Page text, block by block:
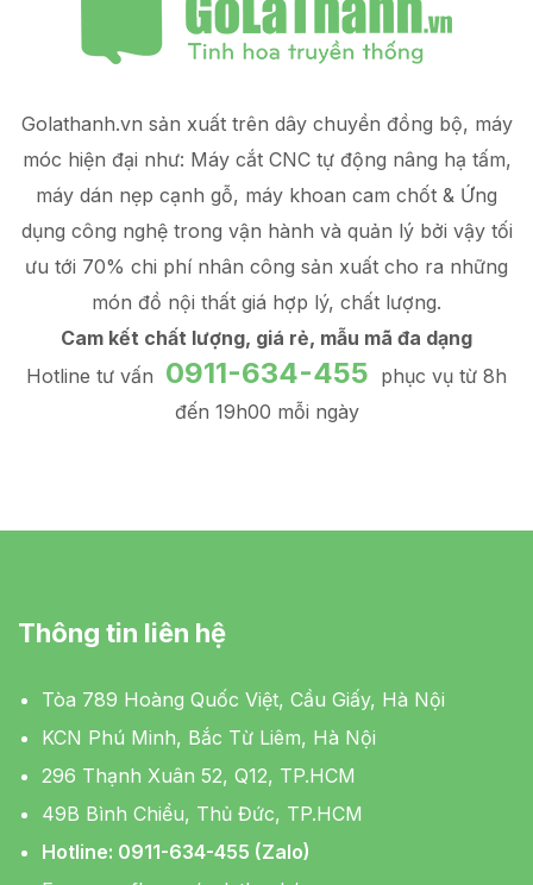
Golathanh.vn sản xuất trên dây chuyền đồng bộ, máy
móc hiện đại như: Máy cắt CNC tự động nâng hạ tấm,
máy dán nẹp cạnh gỗ, máy khoan cam chốt & Ứng
dụng công nghệ trong vận hành và quản lý bởi vậy tối
ưu tới 70% chi phí nhân công sản xuất cho ra những
món đồ nội thất giá hợp lý, chất lượng.
Cam kết chất lượng, giá rẻ, mẫu mã đa dạng
Hotline tư vấn 0911-634-455 phục vụ từ 8h
đến 19h00 mỗi ngày
Thông tin liên hệ
Tòa 789 Hoàng Quốc Việt, Cầu Giấy, Hà Nội
KCN Phú Minh, Bắc Từ Liêm, Hà Nội
296 Thạnh Xuân 52, Q12, TP.HCM
49B Bình Chiểu, Thủ Đức, TP.HCM
Hotline: 0911-634-455 (Zalo)